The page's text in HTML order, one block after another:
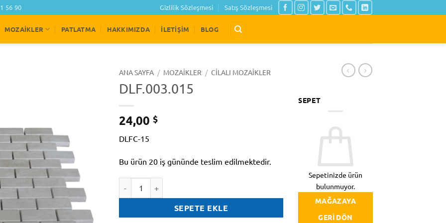
56 90 Gizlilik Sözleşmesi Satış Sözleşmesi
MOZAIKLER PATLATMA HAKKIMIZDA İLETIŞIM BLOG
ANA SAYFA / MOZAIKLER / CILALI MOZAIKLER
DLF.003.015
24,00 $
DLFC-15
Bu ürün 20 iş gününde teslim edilmektedir.
SEPETE EKLE
SEPET
Sepetinizde ürün
bulunmuyor.
MAĞAZAYA
GERI DÖN